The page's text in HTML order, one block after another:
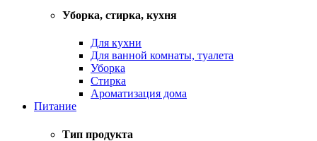
Уборка, стирка, кухня
Для кухни
Для ванной комнаты, туалета
Уборка
Стирка
Ароматизация дома
Питание
Тип продукта